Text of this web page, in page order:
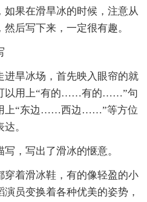
如果在滑旱冰的时候，注意从
后写下来，一定很有趣。
进旱冰场，首先映入眼帘的就
以用上“有的……有的……”句
上“东边……西边……”等方位
。
，写出了滑冰的惬意。
穿着滑冰鞋，有的像轻盈的小
员变换着各种优美的姿势，